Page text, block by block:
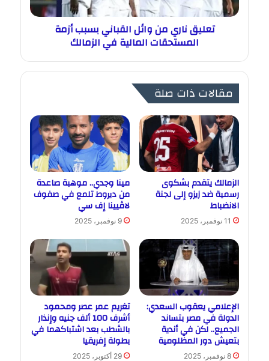
تعليق ناري من وائل القباني بسبب أزمة
المستحقات المالية في الزمالك
مقالات ذات صلة
الزمالك يتقدم بشكوى
رسمية ضد زيزو إلى لجنة
الانضباط
11 نوفمبر، 2025
مينا وجدي.. موهبة صاعدة
من ديروط تلمع في صفوف
لاڤيينا إف سي
9 نوفمبر، 2025
الإعلامي يعقوب السعدي:
الدولة في مصر بتساند
الجميع.. لكن في أندية
بتعيش دور المظلومية
8 نوفمبر، 2025
تغريم عمر عصر ومحمود
أشرف 100 ألف جنيه وإنذار
بالشطب بعد اشتباكهما في
بطولة إفريقيا
29 أكتوبر، 2025